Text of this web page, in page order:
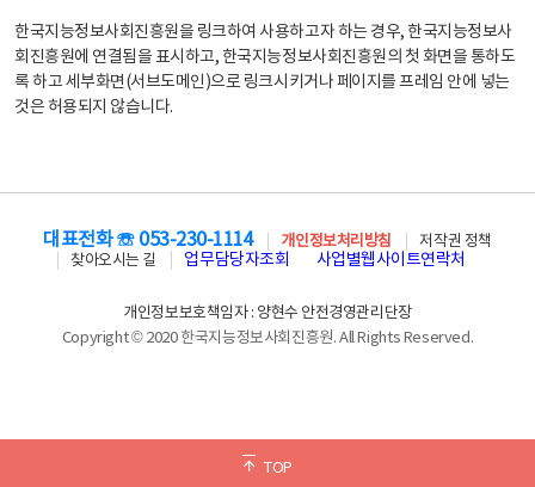
한국지능정보사회진흥원을 링크하여 사용하고자 하는 경우, 한국지능정보사
회진흥원에 연결됨을 표시하고, 한국지능정보사회진흥원의 첫 화면을 통하도
록 하고 세부화면(서브도메인)으로 링크시키거나 페이지를 프레임 안에 넣는
것은 허용되지 않습니다.
TOP
대표전화 ☏ 053-230-1114 개인정보처리방침
저작권 정책
찾아오시는 길
업무담당자조회 사업별웹사이트연락처
개인정보보호책임자 : 양현수 안전경영관리단장
Copyright © 2020 한국지능정보사회진흥원. All Rights Reserved.